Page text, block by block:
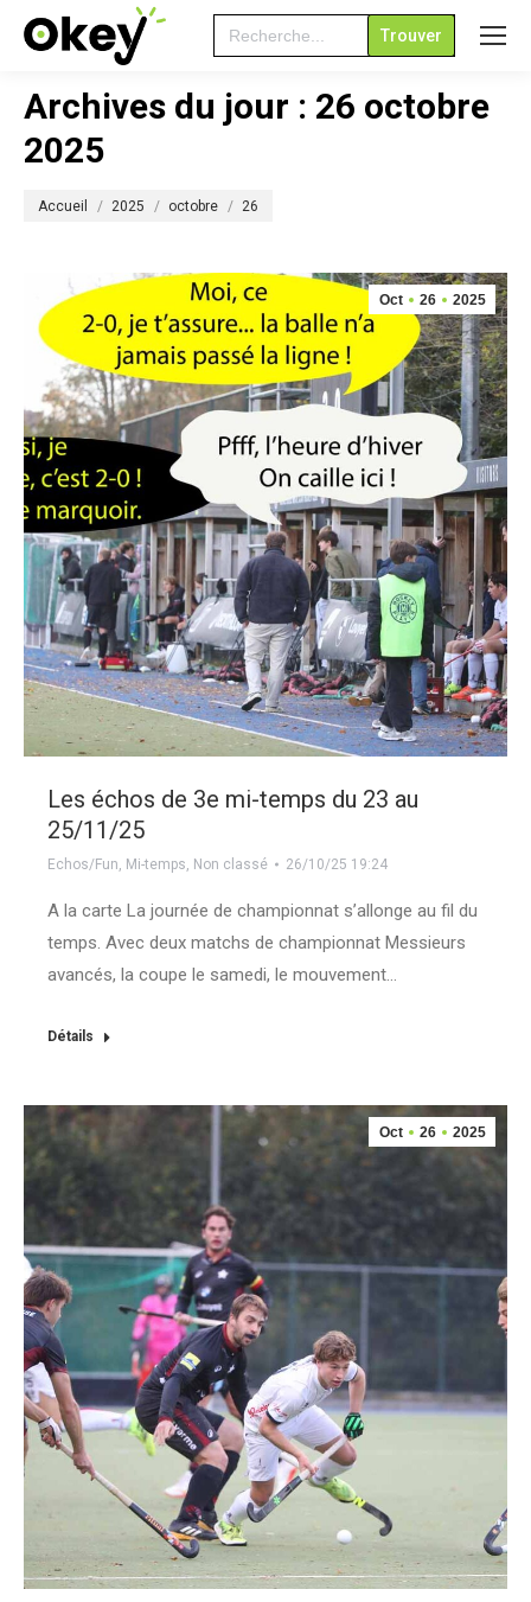
Search
for:
Archives du jour : 26 octobre
2025
Accueil 2025 octobre 26
Oct 26 2025
Les échos de 3e mi-temps du 23 au
25/11/25
Echos/Fun, Mi-temps, Non classé 26/10/25 19:24
A la carte La journée de championnat s’allonge au fil du
temps. Avec deux matchs de championnat Messieurs
avancés, la coupe le samedi, le mouvement…
Détails
Oct 26 2025